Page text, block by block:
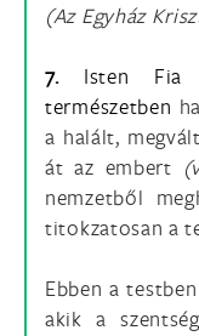
(Az Egyház
7. Isten Fia
természetben
a halált,
át az embert
nemzetből
titokzatosan a
Ebben a
akik a